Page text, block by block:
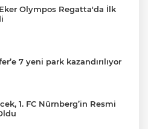
Eker Olympos Regatta'da İlk
7 yeni park kazandırılıyor
1. FC Nürnberg’in Resmi